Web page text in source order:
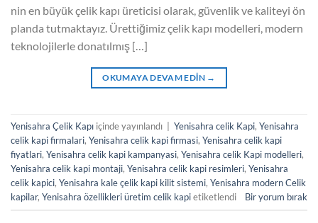
nin en büyük çelik kapı üreticisi olarak, güvenlik ve kaliteyi ön
planda tutmaktayız. Ürettiğimiz çelik kapı modelleri, modern
teknolojilerle donatılmış […]
OKUMAYA DEVAM EDIN →
Yenisahra Çelik Kapı içinde yayınlandı Yenisahra celik Kapi, Yenisahra
celik kapi firmalari, Yenisahra celik kapi firmasi, Yenisahra celik kapi
fiyatlari, Yenisahra celik kapi kampanyasi, Yenisahra celik Kapi modelleri,
Yenisahra celik kapi montaji, Yenisahra celik kapi resimleri, Yenisahra
celik kapici, Yenisahra kale çelik kapi kilit sistemi, Yenisahra modern Celik
kapilar, Yenisahra özellikleri üretim celik kapietiketlendi Bir yorum bırak